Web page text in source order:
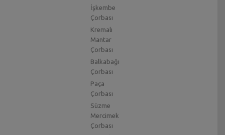
İşkembe
Çorbası
Kremalı
Mantar
Çorbası
Balkabağı
Çorbası
Paça
Çorbası
Süzme
Mercimek
Çorbası